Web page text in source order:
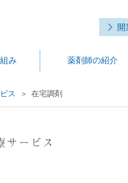
み 薬剤師の紹介
開
ス 在宅調剤
サービス